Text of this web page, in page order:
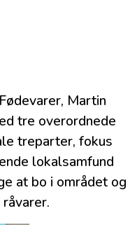
Martin
tre overordnede
treparter, fokus
lokalsamfund
at bo i området og